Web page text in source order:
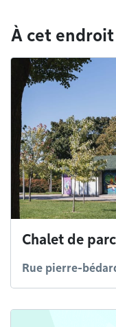
À cet endroit
Chalet de parc
Rue pierre-